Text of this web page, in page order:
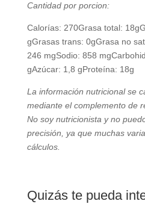
Cantidad por porcion:
Calorías: 270Grasa total: 18g
gGrasas trans: 0gGrasa no
246 mgSodio: 858 mg
gAzúcar: 1,8 gProteína: 18g
La información nutricional se
mediante el complemento de
No soy nutricionista y no
precisión, ya que muchas
cálculos.
Quizás te pueda